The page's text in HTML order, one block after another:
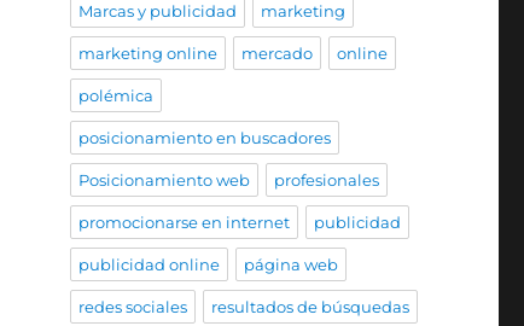
Marcas y publicidad marketing
marketing online mercado online
polémica
posicionamiento en buscadores
Posicionamiento web profesionales
promocionarse en internet publicidad
publicidad online página web
redes sociales resultados de búsquedas